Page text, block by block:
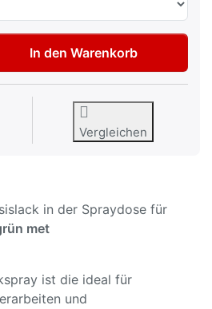
Spraydose für Ford DH6
In den Warenkorb
Vergleichen
in der Spraydose für
met
ist die ideal für
und